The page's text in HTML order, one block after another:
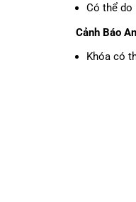
Có thể do
Cảnh Báo
Khóa có